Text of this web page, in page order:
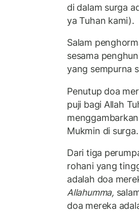
di dalam surga
ya Tuhan kami).
Salam
sesama
yang sempurna
Penutup doa
puji bagi Allah
Mukmin di surga.
Dari tiga
rohani yang
adalah doa
Allahumma,
doa mereka